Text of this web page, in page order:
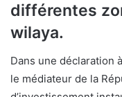
différentes
wilaya.
Dans une déclaration
le médiateur de la